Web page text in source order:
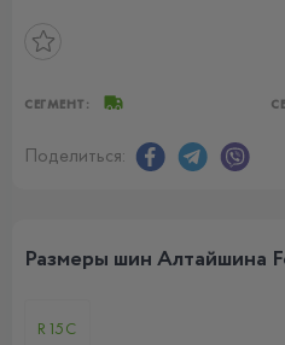
СЕГМЕНТ:
Поделиться:
Размеры шин Алтайшина
R15C